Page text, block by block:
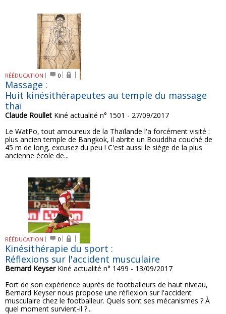
RÉÉDUCATION 0
Massage :
Huit kinésithérapeutes au temple du massage
thaï
Claude Roullet Kiné actualité n° 1501 - 27/09/2017
Le WatPo, tout amoureux de la Thaïlande l'a forcément visité :
plus ancien temple de Bangkok, il abrite un Bouddha couché de
45 m de long, excusez du peu ! C'est aussi le siège de la plus
ancienne école de...
RÉÉDUCATION 0
Kinésithérapie du sport :
Réflexions sur l'accident musculaire
Bernard KeyserKiné actualité n° 1499 - 13/09/2017
Fort de son expérience auprès de footballeurs de haut niveau,
Bernard Keyser nous propose une réflexion sur l'accident
musculaire chez le footballeur. Quels sont ses mécanismes ? À
quel moment survient-il ?...